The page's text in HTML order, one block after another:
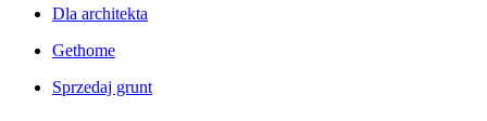
Dla architekta
Gethome
Sprzedaj grunt